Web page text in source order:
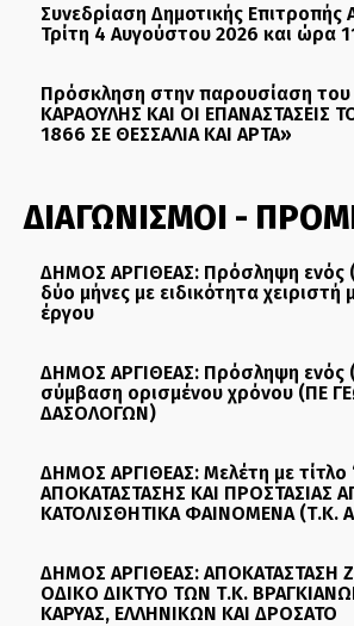
Συνεδρίαση Δημοτικής Επιτροπής
Τρίτη 4 Αυγούστου 2026 και ώρα
Πρόσκληση στην παρουσίαση του
ΚΑΡΑΟΥΛΗΣ ΚΑΙ ΟΙ ΕΠΑΝΑΣΤΑΣΕΙΣ
1866 ΣΕ ΘΕΣΣΑΛΙΑ ΚΑΙ ΑΡΤΑ»
ΔΙΑΓΩΝΙΣΜΟΙ -
ΔΗΜΟΣ ΑΡΓΙΘΕΑΣ: Πρόσληψη ενός
δύο μήνες με ειδικότητα
έργου
ΔΗΜΟΣ ΑΡΓΙΘΕΑΣ: Πρόσληψη ενός
σύμβαση ορισμένου χρόνου (ΠΕ
ΔΑΣΟΛΟΓΩΝ)
ΔΗΜΟΣ ΑΡΓΙΘΕΑΣ: Μελέτη με τίτλο
ΑΠΟΚΑΤΑΣΤΑΣΗΣ ΚΑΙ ΠΡΟΣΤΑΣΙΑΣ
ΚΑΤΟΛΙΣΘΗΤΙΚΑ ΦΑΙΝΟΜΕΝΑ (Τ.Κ.
ΔΗΜΟΣ ΑΡΓΙΘΕΑΣ: ΑΠΟΚΑΤΑΣΤΑΣΗ
ΟΔΙΚΟ ΔΙΚΤΥΟ ΤΩΝ Τ.Κ.
ΚΑΡΥΑΣ, ΕΛΛΗΝΙΚΩΝ ΚΑΙ ΔΡΟΣΑΤΟ